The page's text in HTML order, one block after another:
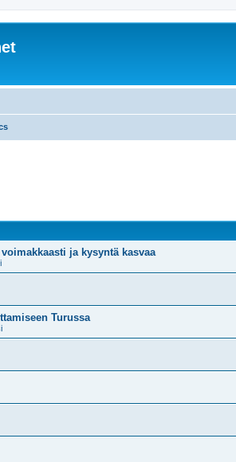
ja kysyntä kasvaa
Turussa